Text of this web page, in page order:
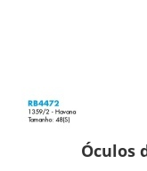
Óculos